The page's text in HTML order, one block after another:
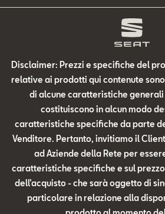
Disclaimer: Prezzi e specifiche del
relative ai prodotti qui contenute
di alcune caratteristiche generali
costituiscono in alcun modo
caratteristiche specifiche da parte
Venditore. Pertanto, invitiamo il
ad Aziende della Rete per
caratteristiche specifiche e sul
dell’acquisto - che sarà oggetto di
particolare in relazione alla